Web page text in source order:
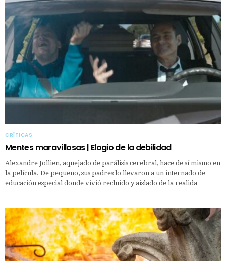
CRÍTICAS
Mentes maravillosas | Elogio de la debilidad
Alexandre Jollien, aquejado de parálisis cerebral, hace de sí mismo en
la película. De pequeño, sus padres lo llevaron a un internado de
educación especial donde vivió recluido y aislado de la realida…